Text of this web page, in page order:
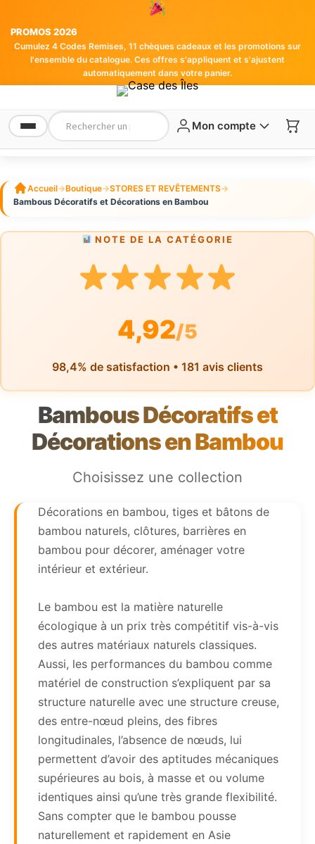
PROMOS 2026
Cumulez 4 Codes Remises, 11 chèques cadeaux et les promotions sur
l'ensemble du catalogue. Ces offres s'appliquent et s'ajustent
automatiquement dans votre panier.
Mon compte
Accueil→Boutique→STORES ET REVÊTEMENTS→
Bambous Décoratifs et Décorations en Bambou
NOTE DE LA CATÉGORIE
4,92/5
98,4% de satisfaction • 181 avis clients
Bambous Décoratifs et
Décorations en Bambou
Choisissez une collection
Décorations en bambou, tiges et bâtons de
bambou naturels, clôtures, barrières en
bambou pour décorer, aménager votre
intérieur et extérieur.
Le bambou est la matière naturelle
écologique à un prix très compétitif vis-à-vis
des autres matériaux naturels classiques.
Aussi, les performances du bambou comme
matériel de construction s’expliquent par sa
structure naturelle avec une structure creuse,
des entre-nœud pleins, des fibres
longitudinales, l’absence de nœuds, lui
permettent d’avoir des aptitudes mécaniques
supérieures au bois, à masse et ou volume
identiques ainsi qu’une très grande flexibilité.
Sans compter que le bambou pousse
naturellement et rapidement en Asie